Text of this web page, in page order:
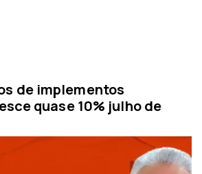
de implementos
quase 10% julho de